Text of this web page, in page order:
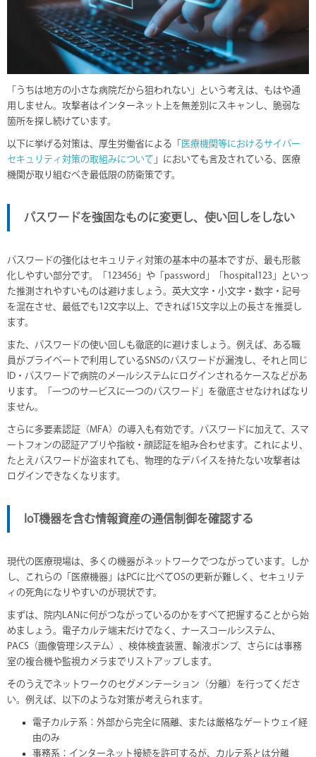
「うちは地方の小さな病院だから狙われない」という考えは、もはや通
用しません。攻撃者はインターネット上を無差別にスキャンし、脆弱な
箇所を探し続けています。
以下に挙げる対策は、厚生労働省による「
医療機関等におけるサイバー
セキュリティ対策の取組みについて 」においても言及されている、医療
機関が取り組むべき最低限の防衛策です。
パスワードを強固なものに変更し、使い回しをしない
パスワードの強化はセキュリティ対策の基本中の基本ですが、最も形骸
化しやすい部分です。「123456」や「password」「hospital123」といっ
た推測されやすいものは避けましょう。英大文字・小文字・数字・記号
を混在させ、最低でも12文字以上、できれば15文字以上の長さを推奨し
ます。
また、パスワードの使い回しも徹底的に避けましょう。例えば、ある職
員がプライベートで利用しているSNSのパスワードが漏洩し、それと同じ
ID・パスワードで病院のメールシステムにログインされるケースなどがあ
ります。「一つのサービスに一つのパスワード」を徹底させなければなり
ません。
さらに多要素認証（MFA）の導入も有効です。パスワードに加えて、スマ
ートフォンの認証アプリや指紋・顔認証を組み合わせます。これにより、
たとえパスワードが盗まれても、物理的なデバイスを持たない攻撃者は
ログインできなくなります。
IoT機器を含む情報資産の通信制御を確認する
現代の医療現場は、多くの機器がネットワークでつながっています。しか
し、これらの「医療機器」はPCに比べてOSの更新が難しく、セキュリテ
ィの死角になりやすいのが現状です。
まずは、院内LANに何がつながっているのかをすべて把握することから始
めましょう。電子カルテ端末だけでなく、ナースコールシステム、
PACS（画像管理システム）、検体検査装置、輸液ポンプ、さらには事務
室の複合機や監視カメラまでリストアップします。
そのうえでネットワークのセグメンテーション（分離）を行ってくださ
い。例えば、以下のような対策が考えられます。
電子カルテ系：外部から完全に隔離、または厳格なゲートウェイ経
由のみ
事務系：インターネット接続を許可するが、カルテ系とは分離